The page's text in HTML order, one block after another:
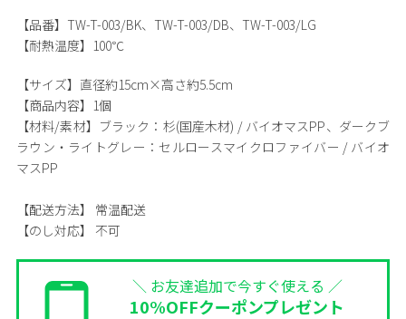
【品番】TW-T-003/BK、TW-T-003/DB、TW-T-003/LG
【耐熱温度】100℃
【サイズ】 直径約15cm×高さ約5.5cm
【商品内容】 1個
【材料/素材】 ブラック：杉(国産木材) / バイオマスPP、ダークブ
ラウン・ライトグレー：セルロースマイクロファイバー / バイオ
マスPP
【配送方法】
常温配送
【のし対応】
不可
＼ お友達追加で今すぐ使える ／
10%OFFクーポンプレゼント